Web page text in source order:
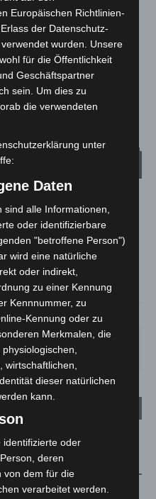
Autofahrer mit 3,17
Verkehr gezogen
°C 17.7°
16.6°
s
°
MI.
26°
DO.
Susann Mehring zeigt ihre
Europäischen Richtlinien-
der Datenschutz-
wurden. Unsere
für die Öffentlichkeit
Geschäftspartner
sein. Um dies zu
die verwendeten
unter
Daten
alle Informationen,
oder identifizierbare
"betroffene Person")
wird eine natürliche
oder indirekt,
zu einer Kennung
Kennnummer, zu
Kennung oder zu
Merkmalen, die
dieser natürlichen
kann.
identifizierte oder
deren
von dem für die
verarbeitet werden.